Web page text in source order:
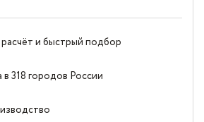
и быстрый подбор
318 городов России